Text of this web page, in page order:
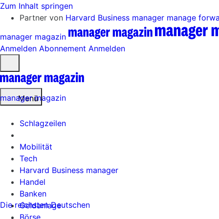
Zum Inhalt springen
Partner von Harvard Business manager manage
manager magazin
Anmelden Abonnement Anmelden
öffnen
Menü
Schlagzeilen
Mobilität
Tech
Harvard Business manager
Handel
Banken
Geldanlage
Börse
manager magazin
Die reichsten Deutschen